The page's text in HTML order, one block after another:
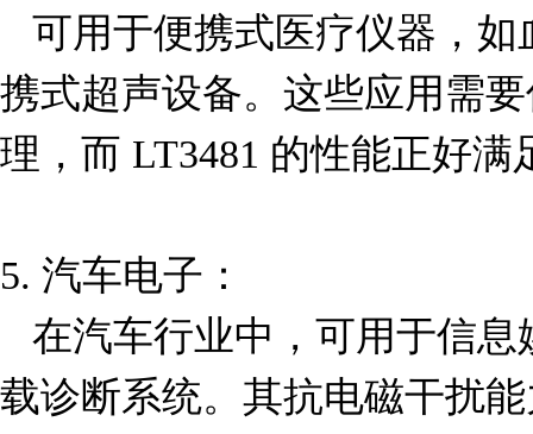
携式超声设备。这些应用需
理，而 LT3481 的性能正好满
5. 汽车电子：
载诊断系统。其抗电磁干扰